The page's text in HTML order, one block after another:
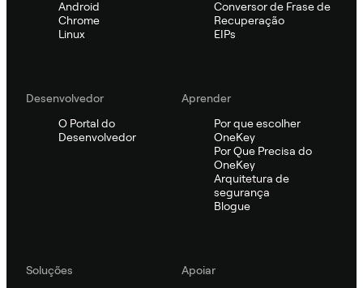
Android
Chrome
Linux
Conversor de Frase de
Recuperação
EIPs
Desenvolvedor
O Portal do
Desenvolvedor
Aprender
Por que escolher
OneKey
Por Que Precisa do
OneKey
Arquitetura de
segurança
Blogue
Soluções
Apoiar